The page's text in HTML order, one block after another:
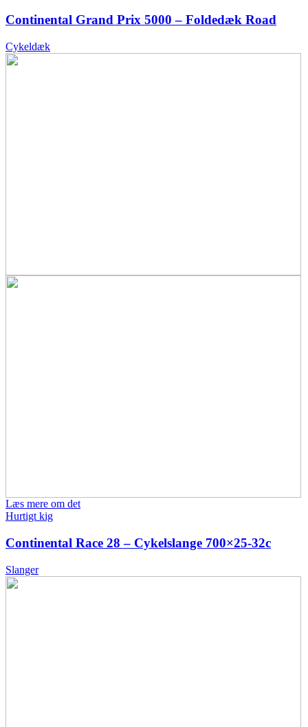
Continental Grand Prix 5000 – Foldedæk Road
Cykeldæk
Læs mere om det
Hurtigt kig
Continental Race 28 – Cykelslange 700×25-32c
Slanger